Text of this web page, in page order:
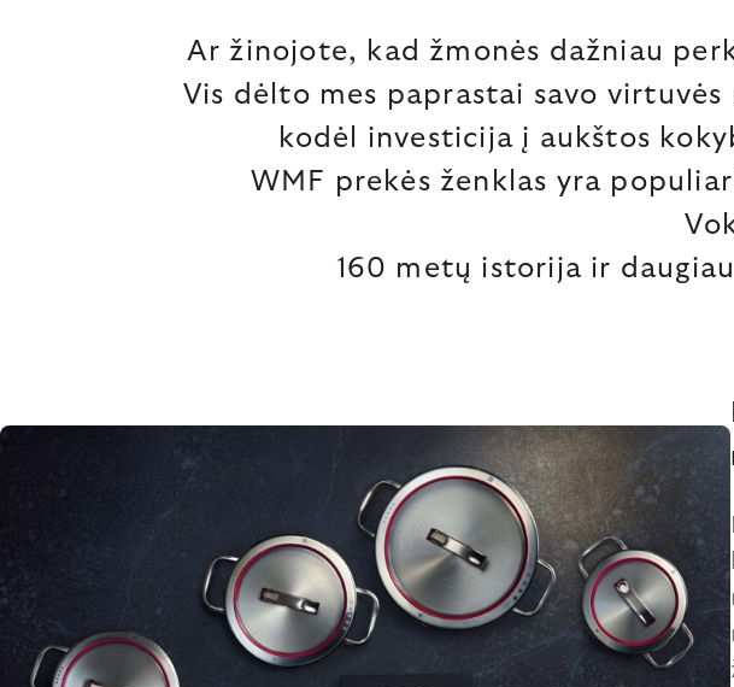
Ar žinojote, kad žmonės dažniau
Vis dėlto mes paprastai savo
kodėl investicija į aukštos
WMF prekės ženklas yra
160 metų istorija ir